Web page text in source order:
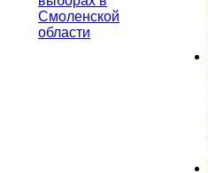
Смоленской
области